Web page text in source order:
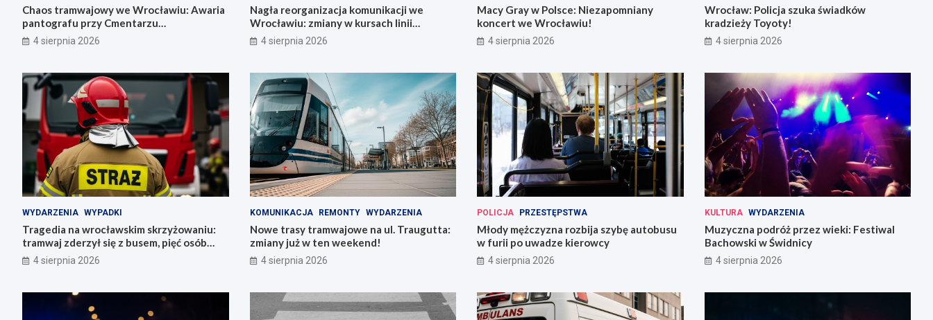
Chaos tramwajowy we Wrocławiu: Awaria
pantografu przy Cmentarzu
Grabiszyńskim
4 sierpnia 2026
Nagła reorganizacja komunikacji we
Wrocławiu: zmiany w kursach linii
autobusowych!
4 sierpnia 2026
Macy Gray w Polsce: Niezapomniany
koncert we Wrocławiu!
4 sierpnia 2026
Wrocław: Policja szuka świadków
kradzieży Toyoty!
4 sierpnia 2026
WYDARZENIA WYPADKI
Tragedia na wrocławskim skrzyżowaniu:
tramwaj zderzył się z busem, pięć osób
rannych
4 sierpnia 2026
KOMUNIKACJA REMONTY WYDARZENIA
Nowe trasy tramwajowe na ul. Traugutta:
zmiany już w ten weekend!
4 sierpnia 2026
POLICJA PRZESTĘPSTWA
Młody mężczyzna rozbija szybę autobusu
w furii po uwadze kierowcy
4 sierpnia 2026
KULTURA WYDARZENIA
Muzyczna podróż przez wieki: Festiwal
Bachowski w Świdnicy
4 sierpnia 2026